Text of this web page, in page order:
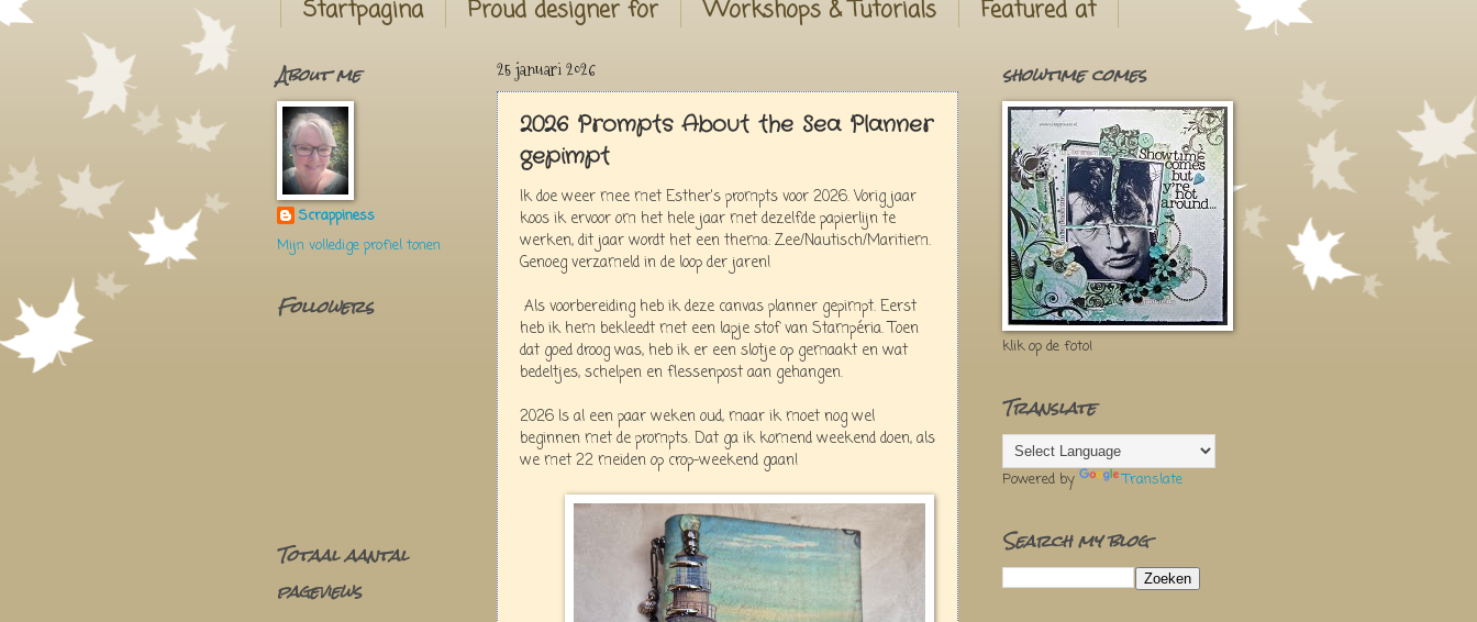
Startpagina Proud designer for Workshops & Tutorials Featured at
25 januari 2026
2026 Prompts About the Sea Planner
gepimpt
Ik doe weer mee met Esther's prompts voor 2026. Vorig jaar
koos ik ervoor om het hele jaar met dezelfde papierlijn te
werken, dit jaar wordt het een thema: Zee/Nautisch/Maritiem.
Genoeg verzameld in de loop der jaren!
Als voorbereiding heb ik deze canvas planner gepimpt. Eerst
heb ik hem bekleedt met een lapje stof van Stampéria. Toen
dat goed droog was, heb ik er een slotje op gemaakt en wat
bedeltjes, schelpen en flessenpost aan gehangen.
2026 Is al een paar weken oud, maar ik moet nog wel
beginnen met de prompts. Dat ga ik komend weekend doen, als
we met 22 meiden op crop-weekend gaan!
About me
Scrappiness
Mijn volledige profiel tonen
Followers
Totaal aantal
pageviews
showtime comes
klik op de foto!
Translate
Powered by Translate
Search my blog